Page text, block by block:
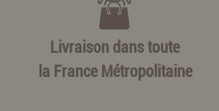
Livraison dans toute
la France Métropolitaine